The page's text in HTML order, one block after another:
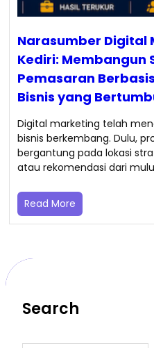
Narasumber Digital
Kediri: Membangun
Pemasaran
Bisnis yang
Digital marketing telah
bisnis berkembang. Dulu,
bergantung pada lokasi
atau rekomendasi dari
Read More
Search